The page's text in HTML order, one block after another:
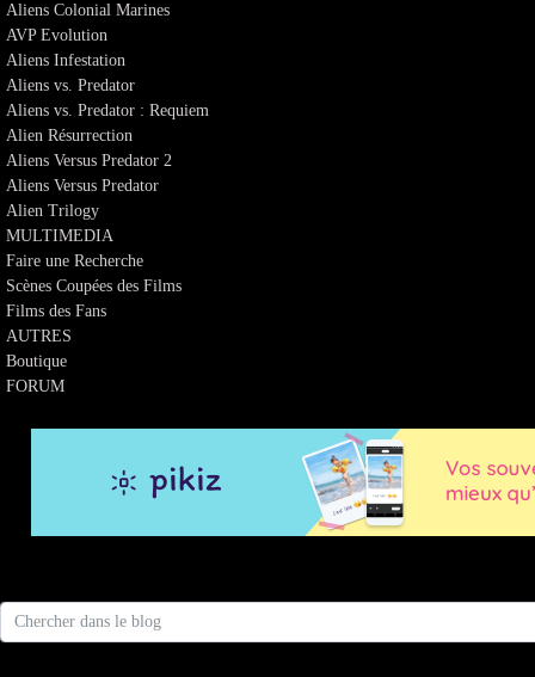
Aliens Colonial Marines
AVP Evolution
Aliens Infestation
Aliens vs. Predator
Aliens vs. Predator : Requiem
Alien Résurrection
Aliens Versus Predator 2
Aliens Versus Predator
Alien Trilogy
MULTIMEDIA
Faire une Recherche
Scènes Coupées des Films
Films des Fans
AUTRES
Boutique
FORUM